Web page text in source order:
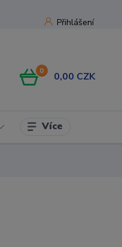
Přihlášení
0 0,00 CZK
Více